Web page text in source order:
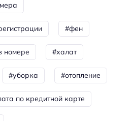
отель
завтрак
картой
#фен
номере #халат
#уборка #отопление
по кредитной карте